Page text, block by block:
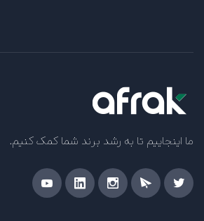
ما اینجاییم تا به رشد برند شما کمک کنیم.